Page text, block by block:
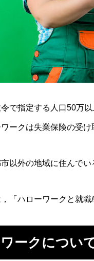
で指定する人口50万
ークは失業保険の受
以外の地域に住んで
「ハローワークと就
ークについ